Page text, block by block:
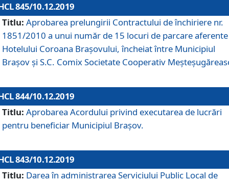
845/10.12.2019
Titlu: Aprobarea prelungirii Contractului de închiriere nr.
1851/2010 a unui număr de 15 locuri de parcare aferente
Hotelului Coroana Brașovului, încheiat între Municipiul
Braşov şi S.C. Comix Societate Cooperativ
844/10.12.2019
Titlu: Aprobarea Acordului privind executarea de lucrări
pentru beneficiar Municipiul Brașov.
843/10.12.2019
Titlu: Darea în administrarea Serviciului Public Local de